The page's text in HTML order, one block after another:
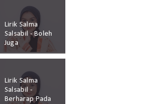
Lirik Salma
Salsabil - Boleh
Juga
Lirik Salma
Salsabil -
Berharap Pada